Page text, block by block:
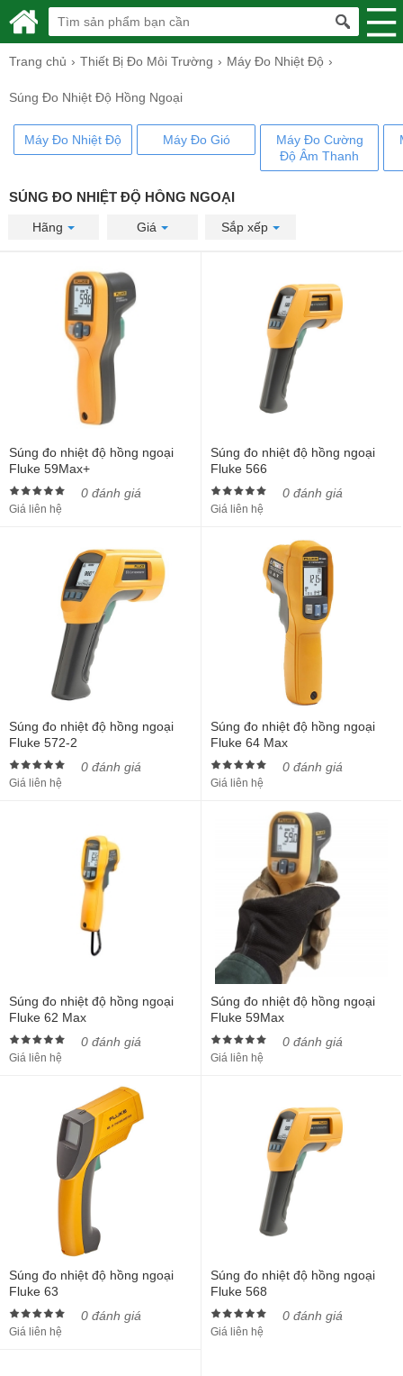
Trang chủ Thiết Bị Đo Môi Trường Máy Đo Nhiệt Độ
Súng Đo Nhiệt Độ Hồng Ngoại
Máy Đo Nhiệt Độ Máy Đo Gió
Máy Đo Cường
Độ Âm Thanh
SÚNG ĐO NHIỆT ĐỘ HỒNG NGOẠI
Hãng Giá Sắp xếp
Súng đo nhiệt độ hồng ngoại
Fluke 59Max+
0 đánh giá
Giá liên hệ
Súng đo nhiệt độ hồng ngoại
Fluke 566
0 đánh giá
Giá liên hệ
Súng đo nhiệt độ hồng ngoại
Fluke 572-2
0 đánh giá
Giá liên hệ
Súng đo nhiệt độ hồng ngoại
Fluke 64 Max
0 đánh giá
Giá liên hệ
Súng đo nhiệt độ hồng ngoại
Fluke 62 Max
0 đánh giá
Giá liên hệ
Súng đo nhiệt độ hồng ngoại
Fluke 59Max
0 đánh giá
Giá liên hệ
Súng đo nhiệt độ hồng ngoại
Fluke 63
0 đánh giá
Giá liên hệ
Súng đo nhiệt độ hồng ngoại
Fluke 568
0 đánh giá
Giá liên hệ